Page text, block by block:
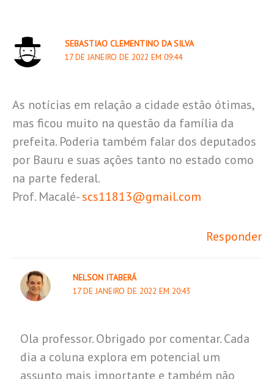
SEBASTIAO CLEMENTINO DA SILVA
17 DE JANEIRO DE 2022 EM 09:44
As notícias em relação a cidade estão ótimas,
mas ficou muito na questão da família da
prefeita. Poderia também falar dos deputados
por Bauru e suas ações tanto no estado como
na parte federal.
Prof. Macalé-scs11813@gmail.com
Responder
NELSON ITABERÁ
17 DE JANEIRO DE 2022 EM 20:43
Ola professor. Obrigado por comentar. Cada
dia a coluna explora em potencial um
assunto mais importante e também não